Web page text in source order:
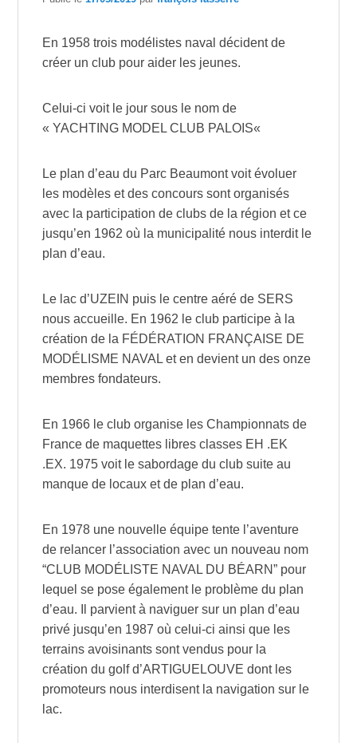
En 1958 trois modélistes naval décident de
créer un club pour aider les jeunes.
Celui-ci voit le jour sous le nom de
« YACHTING MODEL CLUB PALOIS«
Le plan d’eau du Parc Beaumont voit évoluer
les modèles et des concours sont organisés
avec la participation de clubs de la région et ce
jusqu’en 1962 où la municipalité nous interdit le
plan d’eau.
Le lac d’UZEIN puis le centre aéré de SERS
nous accueille. En 1962 le club participe à la
création de la FÉDÉRATION FRANÇAISE DE
MODÉLISME NAVAL et en devient un des onze
membres fondateurs.
En 1966 le club organise les Championnats de
France de maquettes libres classes EH .EK
.EX. 1975 voit le sabordage du club suite au
manque de locaux et de plan d’eau.
En 1978 une nouvelle équipe tente l’aventure
de relancer l’association avec un nouveau nom
“CLUB MODÉLISTE NAVAL DU BÉARN” pour
lequel se pose également le problème du plan
d’eau. Il parvient à naviguer sur un plan d’eau
privé jusqu’en 1987 où celui-ci ainsi que les
terrains avoisinants sont vendus pour la
création du golf d’ARTIGUELOUVE dont les
promoteurs nous interdisent la navigation sur le
lac.